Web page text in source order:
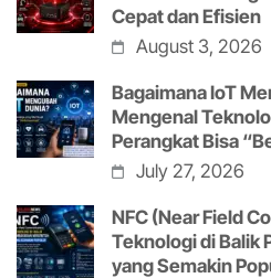
Cepat dan Efisien
August 3, 2026
Bagaimana IoT
Mengenal
Perangkat Bisa
July 27, 2026
NFC (Near Field
Teknologi di Balik
yang Semakin